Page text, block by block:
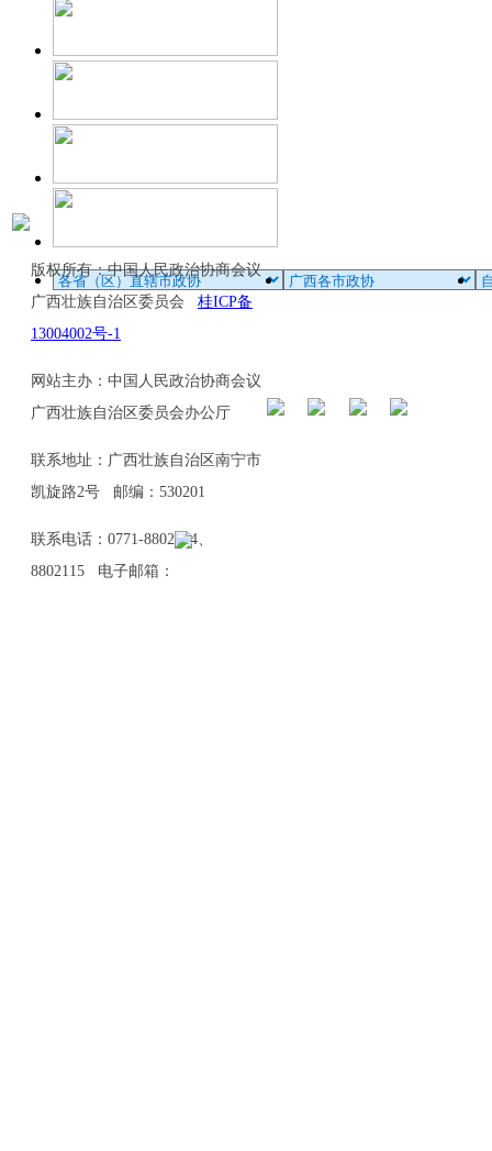
版权所有：中国人民政治协商会议
广西壮族自治区委员会 桂ICP备
13004002号-1
网站主办：中国人民政治协商会议
广西壮族自治区委员会办公厅
联系地址：广西壮族自治区南宁市
凯旋路2号 邮编：530201
联系电话：0771-8802114、
8802115 电子邮箱：